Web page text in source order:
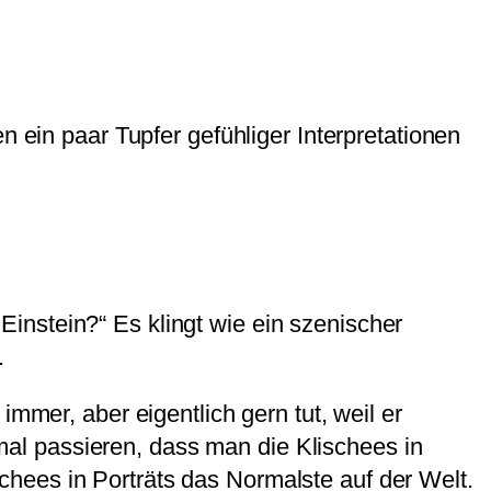
ein paar Tupfer gefühliger Interpretationen
Es klingt wie ein szenischer
aber eigentlich gern tut, weil er
passieren, dass man die Klischees in
in Porträts das Normalste auf der Welt.